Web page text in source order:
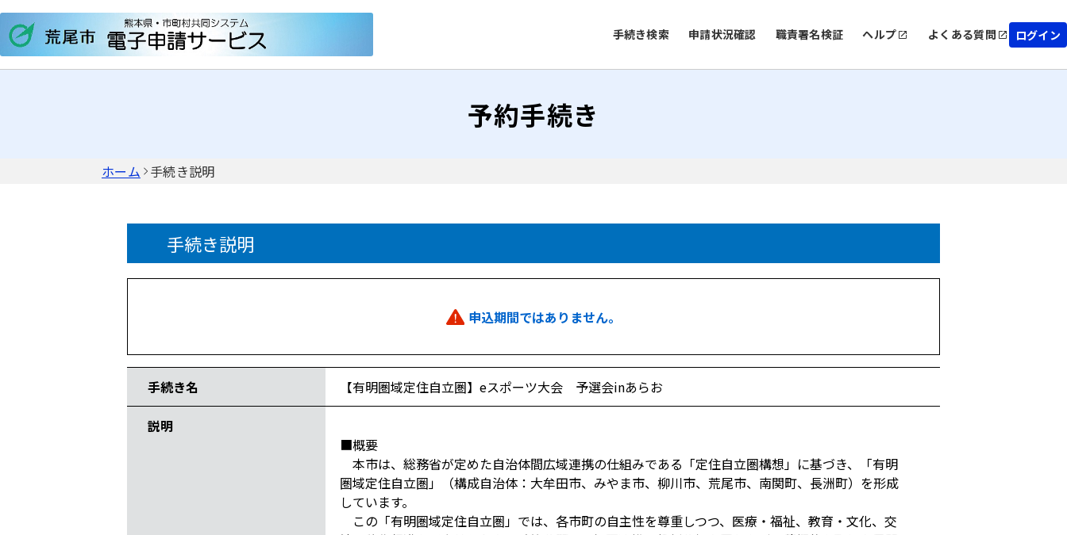
手続き検索 申請状況確認 職責署名検証 ヘルプ よくある質問 ログイン
予約手続き
ホーム 手続き説明
手続き説明
申込期間ではありません。
手続き名 【有明圏域定住自立圏】eスポーツ大会 予選会inあらお
説明
■概要
本市は、総務省が定めた自治体間広域連携の仕組みである「定住自立圏構想」に基づき、「有明
圏域定住自立圏」（構成自治体：大牟田市、みやま市、柳川市、荒尾市、南関町、長洲町）を形成
しています。
この「有明圏域定住自立圏」では、各市町の自主性を尊重しつつ、医療・福祉、教育・文化、交